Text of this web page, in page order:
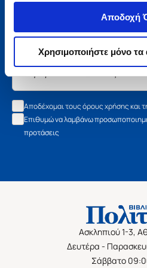
Αποδοχή
Χρησιμοποιήστε μόνο
Μάθετε τα νέα
Εγγραφείτε στο newsletter μας
νέα βιβλία, τις εξαιρετικές
Αποδέχομαι τους όρους χρήσης και
Επιθυμώ να λαμβάνω
προτάσεις
Ασκληπιού 1-3,
Δευτέρα -
Σάββατο